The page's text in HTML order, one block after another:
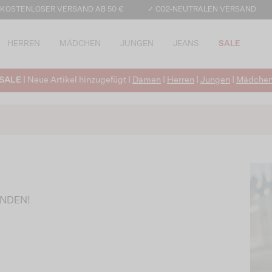
VERSAND AB 50 € ✓ CO2-NEUTRALEN VERSAND
HERREN MÄDCHEN JUNGEN JEANS SALE
| Neue Artikel hinzugefügt | Damen Herren Jungen